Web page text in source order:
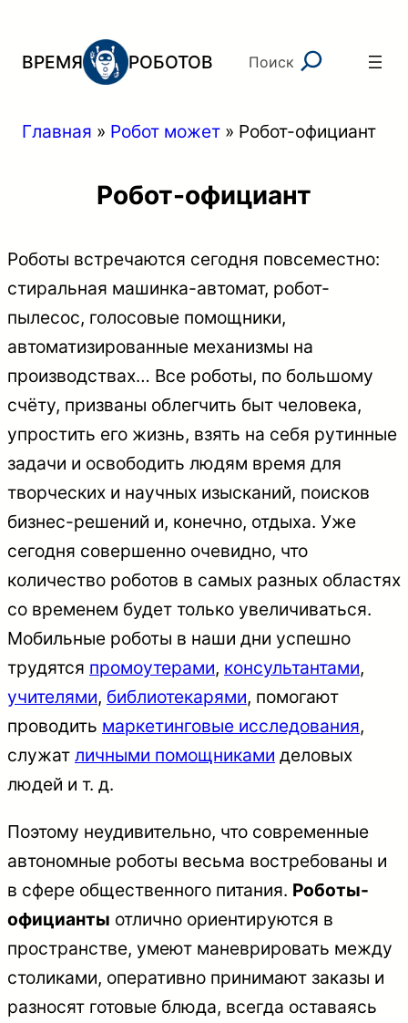
содержимому
ВРЕМЯ РОБОТОВ Поиск Поиск
Главная » Робот может » Робот-официант
Робот-официант
Роботы встречаются сегодня повсеместно:
стиральная машинка-автомат, робот-
пылесос, голосовые помощники,
автоматизированные механизмы на
производствах… Все роботы, по большому
счёту, призваны облегчить быт человека,
упростить его жизнь, взять на себя рутинные
задачи и освободить людям время для
творческих и научных изысканий, поисков
бизнес-решений и, конечно, отдыха. Уже
сегодня совершенно очевидно, что
количество роботов в самых разных областях
со временем будет только увеличиваться.
Мобильные роботы в наши дни успешно
трудятся промоутерами, консультантами,
учителями, библиотекарями, помогают
проводить маркетинговые исследования,
служат личными помощниками деловых
людей и т. д.
Поэтому неудивительно, что современные
автономные роботы весьма востребованы и
в сфере общественного питания. Роботы-
официанты отлично ориентируются в
пространстве, умеют маневрировать между
столиками, оперативно принимают заказы и
разносят готовые блюда, всегда оставаясь